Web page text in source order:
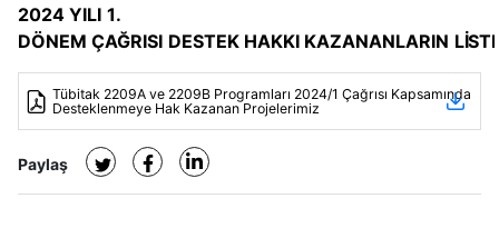
2024 YILI 1.
DÖNEM ÇAĞRISI DESTEK HAKKI KAZANANLARIN
Tübitak 2209A ve 2209B Programları 2024/1 Çağrısı Kapsamında
Desteklenmeye Hak Kazanan Projelerimiz
Paylaş